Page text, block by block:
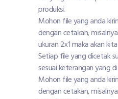
produksi.
Mohon file yang anda
dengan cetakan,
ukuran 2x1 maka akan
Setiap file yang dicetak
sesuai keterangan yang
Mohon file yang anda
dengan cetakan,